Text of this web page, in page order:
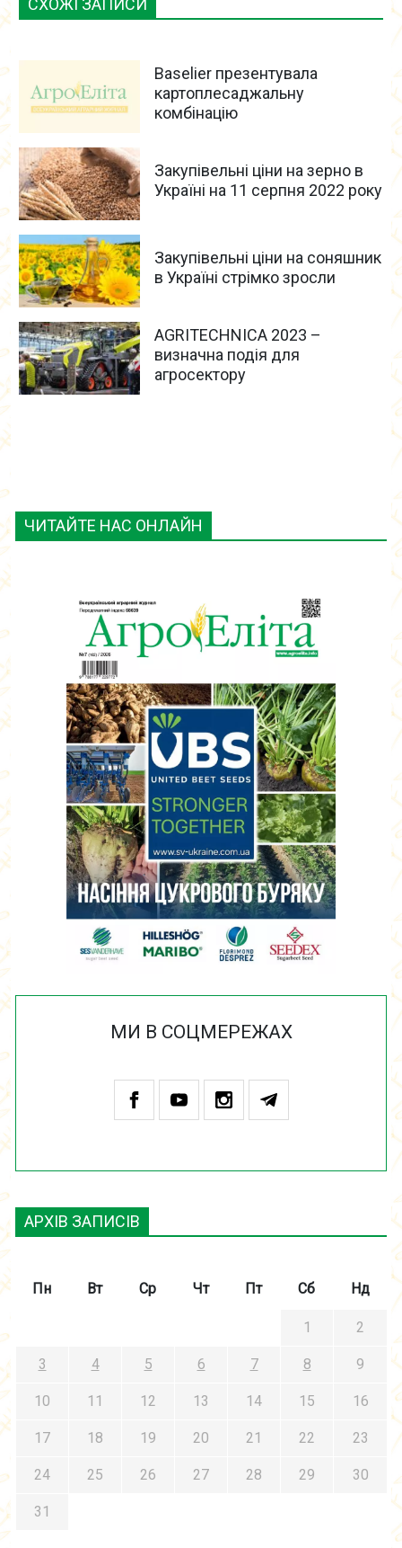
ЧИТАЙТЕ НАС ОНЛАЙН
МИ В СОЦМЕРЕЖАХ
АРХІВ ЗАПИСІВ
Пн Вт Ср Чт Пт Сб Нд
1 2
3 4 5 6 7 8 9
10 11 12 13 14 15 16
17 18 19 20 21 22 23
24 25 26 27 28 29 30
31
СХОЖІ ЗАПИСИ
Baselier презентувала
картоплесаджальну
комбінацію
Закупівельні ціни на зерно в
Україні на 11 серпня 2022 року
Закупівельні ціни на соняшник
в Україні стрімко зросли
AGRITECHNICA 2023 –
визначна подія для
агросектору